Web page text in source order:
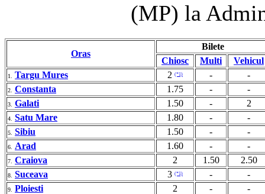
(MP) la
Oras
Bilete
Chiosc
Multi Vehicul
1. Targu Mures 2 (*1) - -
2. Constanta 1.75 - -
3. Galati 1.50 - 2
4. Satu Mare 1.80 - -
5. Sibiu 1.50 - -
6. Arad 1.60 - -
7. Craiova 2 1.50 2.50
8. Suceava 3 (*1) - -
9. Ploiesti 2 - -